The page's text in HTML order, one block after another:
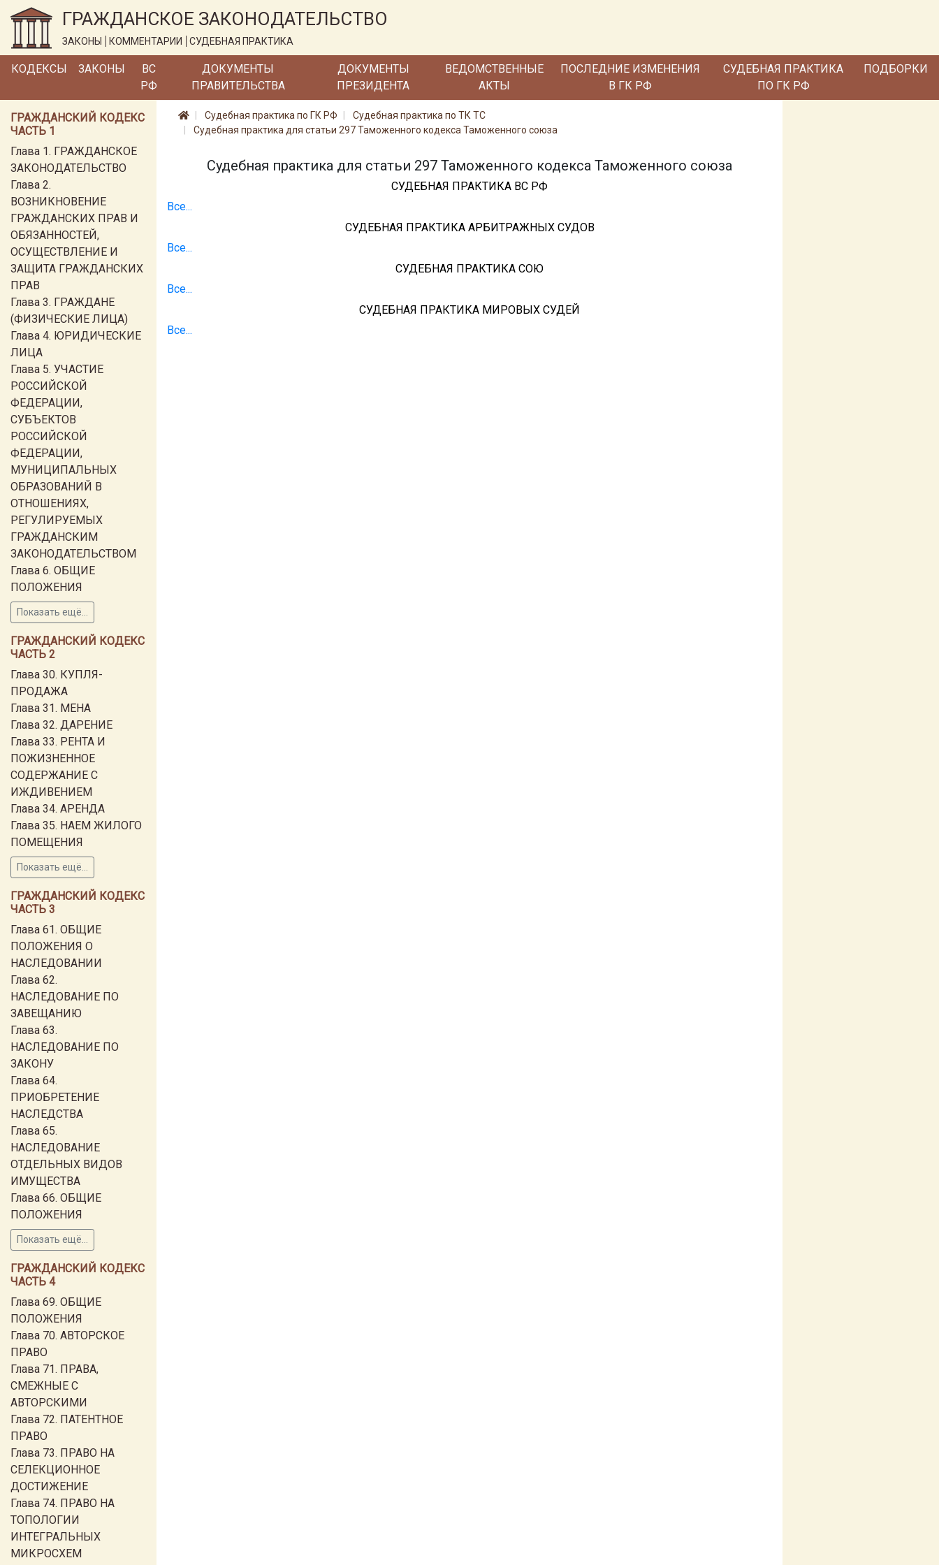
ГРАЖДАНСКОЕ ЗАКОНОДАТЕЛЬСТВО
ЗАКОНЫ КОММЕНТАРИИ СУДЕБНАЯ ПРАКТИКА
КОДЕКСЫ ЗАКОНЫ
ВС
РФ
ДОКУМЕНТЫ
ПРАВИТЕЛЬСТВА
ДОКУМЕНТЫ
ПРЕЗИДЕНТА
ВЕДОМСТВЕННЫЕ
АКТЫ
ПОСЛЕДНИЕ ИЗМЕНЕНИЯ
В ГК РФ
СУДЕБНАЯ ПРАКТИКА
ПО ГК РФ
ПОДБОРКИ
ГРАЖДАНСКИЙ КОДЕКС
ЧАСТЬ 1
Глава 1. ГРАЖДАНСКОЕ
ЗАКОНОДАТЕЛЬСТВО
Глава 2.
ВОЗНИКНОВЕНИЕ
ГРАЖДАНСКИХ ПРАВ И
ОБЯЗАННОСТЕЙ,
ОСУЩЕСТВЛЕНИЕ И
ЗАЩИТА ГРАЖДАНСКИХ
ПРАВ
Глава 3. ГРАЖДАНЕ
(ФИЗИЧЕСКИЕ ЛИЦА)
Глава 4. ЮРИДИЧЕСКИЕ
ЛИЦА
Глава 5. УЧАСТИЕ
РОССИЙСКОЙ
ФЕДЕРАЦИИ,
СУБЪЕКТОВ
РОССИЙСКОЙ
ФЕДЕРАЦИИ,
МУНИЦИПАЛЬНЫХ
ОБРАЗОВАНИЙ В
ОТНОШЕНИЯХ,
РЕГУЛИРУЕМЫХ
ГРАЖДАНСКИМ
ЗАКОНОДАТЕЛЬСТВОМ
Глава 6. ОБЩИЕ
ПОЛОЖЕНИЯ
Показать ещё...
ГРАЖДАНСКИЙ КОДЕКС
ЧАСТЬ 2
Глава 30. КУПЛЯ-
ПРОДАЖА
Глава 31. МЕНА
Глава 32. ДАРЕНИЕ
Глава 33. РЕНТА И
ПОЖИЗНЕННОЕ
СОДЕРЖАНИЕ С
ИЖДИВЕНИЕМ
Глава 34. АРЕНДА
Глава 35. НАЕМ ЖИЛОГО
ПОМЕЩЕНИЯ
Показать ещё...
ГРАЖДАНСКИЙ КОДЕКС
ЧАСТЬ 3
Глава 61. ОБЩИЕ
ПОЛОЖЕНИЯ О
НАСЛЕДОВАНИИ
Глава 62.
НАСЛЕДОВАНИЕ ПО
ЗАВЕЩАНИЮ
Глава 63.
НАСЛЕДОВАНИЕ ПО
ЗАКОНУ
Глава 64.
ПРИОБРЕТЕНИЕ
НАСЛЕДСТВА
Глава 65.
НАСЛЕДОВАНИЕ
ОТДЕЛЬНЫХ ВИДОВ
ИМУЩЕСТВА
Глава 66. ОБЩИЕ
ПОЛОЖЕНИЯ
Показать ещё...
ГРАЖДАНСКИЙ КОДЕКС
ЧАСТЬ 4
Глава 69. ОБЩИЕ
ПОЛОЖЕНИЯ
Глава 70. АВТОРСКОЕ
ПРАВО
Глава 71. ПРАВА,
СМЕЖНЫЕ С
АВТОРСКИМИ
Глава 72. ПАТЕНТНОЕ
ПРАВО
Глава 73. ПРАВО НА
СЕЛЕКЦИОННОЕ
ДОСТИЖЕНИЕ
Глава 74. ПРАВО НА
ТОПОЛОГИИ
ИНТЕГРАЛЬНЫХ
МИКРОСХЕМ
Судебная практика по ГК РФ
Судебная практика по ТК ТС
Судебная практика для статьи 297 Таможенного кодекса Таможенного союза
Судебная практика для статьи 297 Таможенного кодекса Таможенного союза
СУДЕБНАЯ ПРАКТИКА ВС РФ
Все...
СУДЕБНАЯ ПРАКТИКА АРБИТРАЖНЫХ СУДОВ
Все...
СУДЕБНАЯ ПРАКТИКА СОЮ
Все...
СУДЕБНАЯ ПРАКТИКА МИРОВЫХ СУДЕЙ
Все...